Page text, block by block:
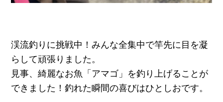
渓流釣りに挑戦中！みんな全集中で竿先に目を凝
らして頑張りました。
見事、綺麗なお魚「アマゴ」を釣り上げることが
できました！釣れた瞬間の喜びはひとしおです。